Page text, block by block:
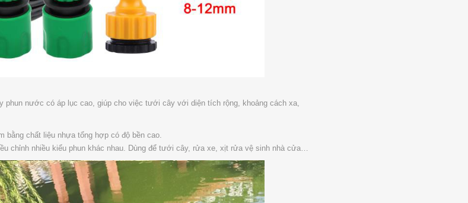
phun nước có áp lục cao, giúp cho việc tưới cây với diện tích rộng, khoảng cách xa,
bằng chất liệu nhựa tổng hợp có độ bền cao.
chỉnh nhiều kiểu phun khác nhau. Dùng để tưới cây, rửa xe, xịt rửa vệ sinh nhà cửa…